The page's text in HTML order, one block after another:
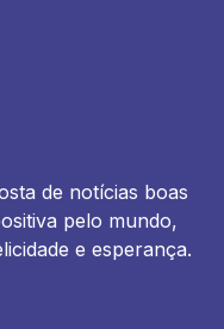
de notícias boas
pelo mundo,
e esperança.